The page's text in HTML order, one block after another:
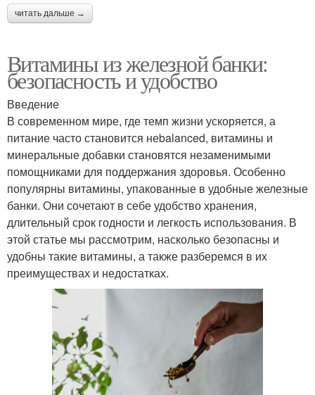
читать дальше →
Витамины из железной банки:
безопасность и удобство
Введение
В современном мире, где темп жизни ускоряется, а
питание часто становится неbalanced, витамины и
минеральные добавки становятся незаменимыми
помощниками для поддержания здоровья. Особенно
популярны витамины, упакованные в удобные железные
банки. Они сочетают в себе удобство хранения,
длительный срок годности и легкость использования. В
этой статье мы рассмотрим, насколько безопасны и
удобны такие витамины, а также разберемся в их
преимуществах и недостатках.